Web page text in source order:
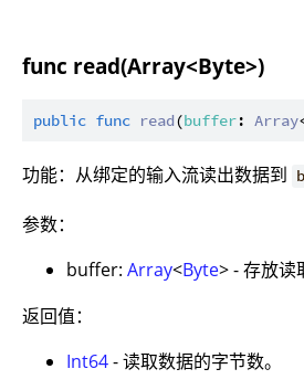
func read(Array<Byte>)
public func read(buffer: Array
功能：从绑定的输入流读出数据到
参数：
buffer: Array<Byte> - 存放读
返回值：
Int64- 读取数据的字节数。